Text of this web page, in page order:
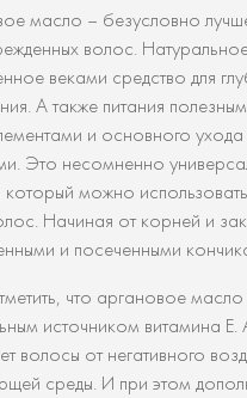
масло – безусловно
волос.
веками средство для
А также питания
и основного ухода
Это несомненно
который можно
Начиная от корней и
и посеченными
что аргановое масло
источником витамина Е.
волосы от негативного
среды. И при этом